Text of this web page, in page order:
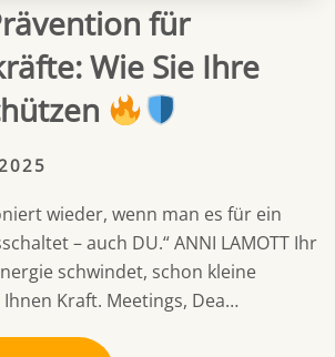
für
Wie Sie Ihre
wieder, wenn man es für ein
– auch DU.“ ANNI LAMOTT Ihr
schwindet, schon kleine
Kraft. Meetings, Dea…